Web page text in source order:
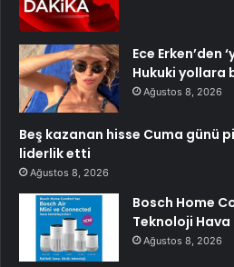
Ece Erken’den
Hukuki yollara
Ağustos 8, 2026
Beş kazanan hisse Cuma günü
liderlik etti
Ağustos 8, 2026
Bosch Home
Teknoloji Hava
Ağustos 8, 2026